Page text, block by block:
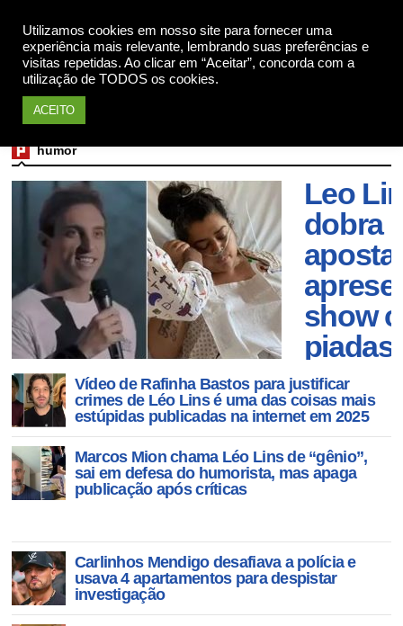
Utilizamos cookies em nosso site para fornecer uma
experiência mais relevante, lembrando suas preferências e
visitas repetidas. Ao clicar em “Aceitar”, concorda com a
utilização de TODOS os cookies.
ACEITO
humor
Leo
dobra
aposta
show
piadas
mais
Vídeo de Rafinha Bastos para justificar
crimes de Léo Lins é uma das coisas mais
estúpidas publicadas na internet em 2025
Marcos Mion chama Léo Lins de “gênio”,
sai em defesa do humorista, mas apaga
publicação após críticas
Carlinhos Mendigo desafiava a polícia e
usava 4 apartamentos para despistar
investigação